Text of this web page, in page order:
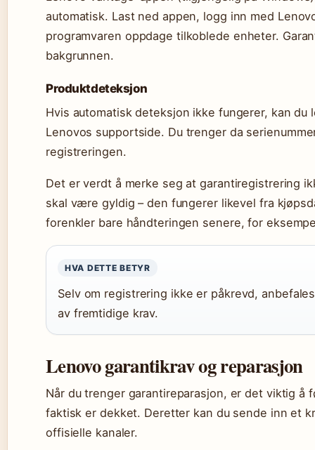
automatisk. Last ned appen, logg inn med
programvaren oppdage tilkoblede enheter.
bakgrunnen.
Produktdeteksjon
Hvis automatisk deteksjon ikke fungerer, kan du
Lenovos supportside. Du trenger da
registreringen.
Det er verdt å merke seg at garantiregistrering
skal være gyldig – den fungerer likevel fra
forenkler bare håndteringen senere, for
HVA DETTE BETYR
Selv om registrering ikke er påkrevd,
av fremtidige krav.
Lenovo garantikrav og reparasjon
Når du trenger garantireparasjon, er det viktig å
faktisk er dekket. Deretter kan du sende inn et
offisielle kanaler.